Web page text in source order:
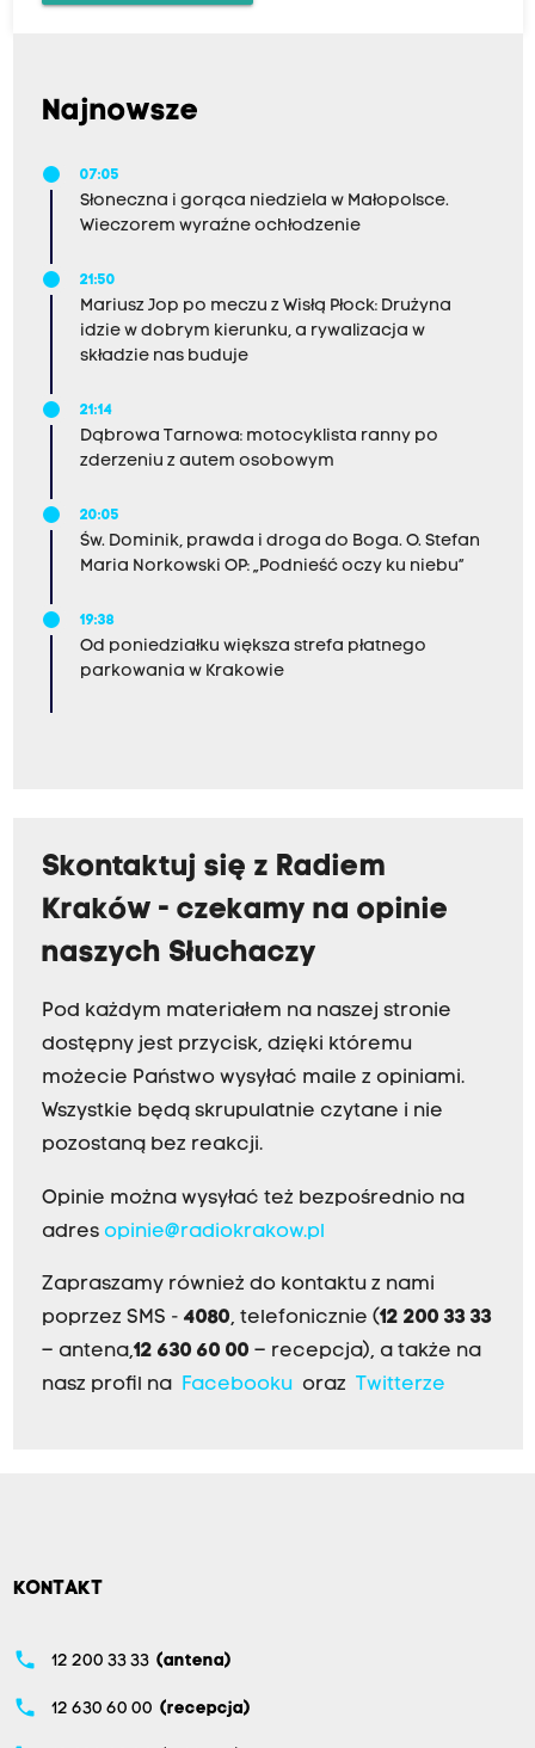
Najnowsze
07:05
Słoneczna i gorąca niedziela w Małopolsce.
Wieczorem wyraźne ochłodzenie
21:50
Mariusz Jop po meczu z Wisłą Płock: Drużyna
idzie w dobrym kierunku, a rywalizacja w
składzie nas buduje
21:14
Dąbrowa Tarnowa: motocyklista ranny po
zderzeniu z autem osobowym
20:05
Św. Dominik, prawda i droga do Boga. O. Stefan
Maria Norkowski OP: „Podnieść oczy ku niebu”
19:38
Od poniedziałku większa strefa płatnego
parkowania w Krakowie
Skontaktuj się z Radiem
Kraków - czekamy na opinie
naszych Słuchaczy
Pod każdym materiałem na naszej stronie
dostępny jest przycisk, dzięki któremu
możecie Państwo wysyłać maile z opiniami.
Wszystkie będą skrupulatnie czytane i nie
pozostaną bez reakcji.
Opinie można wysyłać też bezpośrednio na
adres opinie@radiokrakow.pl
Zapraszamy również do kontaktu z nami
poprzez SMS - 4080, telefonicznie (12 200 33 33
– antena,12 630 60 00 – recepcja), a także na
nasz profil na
Facebookuoraz Twitterze
KONTAKT
phone 12 200 33 33 (antena)
phone 12 630 60 00 (recepcja)